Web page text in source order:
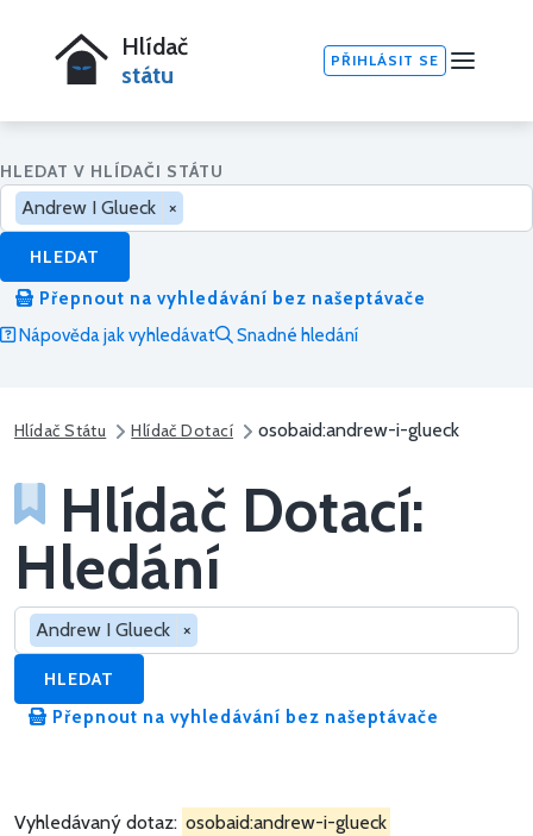
Hlídač
státu
PŘIHLÁSIT SE
HLEDAT V HLÍDAČI STÁTU
Andrew I Glueck ×
HLEDAT
Přepnout na vyhledávání bez našeptávače
Nápověda jak vyhledávat
Snadné hledání
Hlídač Státu Hlídač Dotací osobaid:andrew-i-glueck
Hlídač Dotací:
Hledání
Hledat v dotacích
Andrew I Glueck ×
HLEDAT
Přepnout na vyhledávání bez našeptávače
Vyhledávaný dotaz: osobaid:andrew-i-glueck